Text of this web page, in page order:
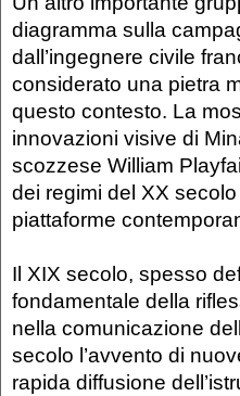
diagramma sulla
dall’ingegnere civile
considerato una pietra
questo contesto. La
innovazioni visive di
scozzese William
dei regimi del XX
piattaforme
Il XIX secolo, spesso
fondamentale della
nella comunicazione
secolo l’avvento di
rapida diffusione